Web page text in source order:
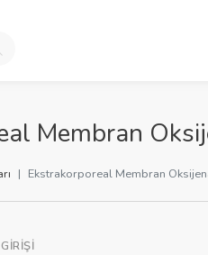
Membran
Ekstrakorporeal Membran